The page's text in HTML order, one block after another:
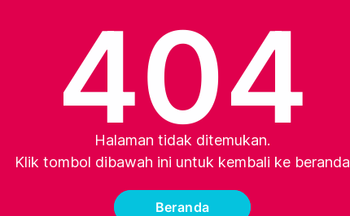
404
Halaman tidak ditemukan.
Klik tombol dibawah ini untuk kembali ke beranda
Beranda